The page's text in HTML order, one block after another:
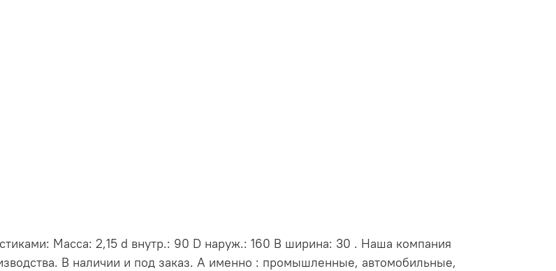
Масса: 2,15 d внутр.: 90 D наруж.: 160 В ширина: 30 . Наша компания
В наличии и под заказ. А именно : промышленные, автомобильные,